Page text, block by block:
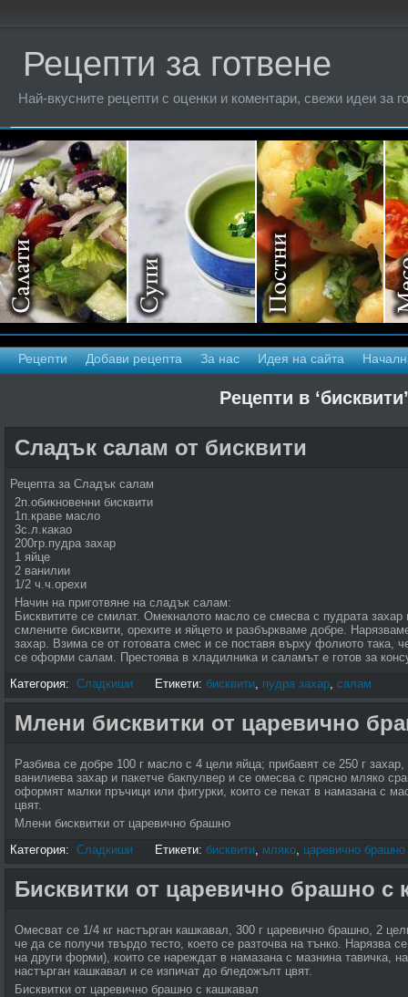
Рецепти за готвене
Най-вкусните рецепти с оценки и коментари, свежи идеи за
Рецепти Добави рецепта За нас Идея на сайта
Рецепти в ‘бисквити’
Сладък салам от бисквити
Рецепта за Сладък салам
2п.обикновенни бисквити
1п.краве масло
3с.л.какао
200гр.пудра захар
1 яйце
2 ванилии
1/2 ч.ч.орехи
Начин на приготвяне на сладък салам:
Бисквитите се смилат. Омекналото масло се смесва с пудрата
смлените бисквити, орехите и яйцето и разбъркваме добре.
захар. Взима се от готовата смес и се поставя върху фолиото така,
се оформи салам. Престоява в хладилника и саламът е готов за
Категория: Сладкиши Етикети: бисквити, пудра захар, салам
Млени бисквитки от царевично
Разбива се добре 100 г масло с 4 цели яйца; прибавят се 250 г
ванилиева захар и пакетче бакпулвер и се омесва с прясно мляко
оформят малки пръчици или фигурки, които се пекат в намазана с
цвят.
Млени бисквитки от царевично брашно
Категория: Сладкиши Етикети: бисквити, мляко, царевично брашно
Бисквитки от царевично брашно с
Омесват се 1/4 кг настърган кашкавал, 300 г царевично брашно, 2
че да се получи твърдо тесто, което се разточва на тънко. Нарязва
на други форми), които се нареждат в намазана с мазнина тавичка,
настърган кашкавал и се изпичат до бледожълт цвят.
Бисквитки от царевично брашно с кашкавал